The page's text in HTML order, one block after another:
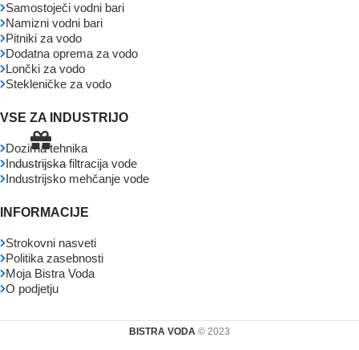
Samostoječi vodni bari
Namizni vodni bari
Pitniki za vodo
Dodatna oprema za vodo
Lončki za vodo
Stekleničke za vodo
VSE ZA INDUSTRIJO
Dozirna tehnika
Industrijska filtracija vode
Industrijsko mehčanje vode
INFORMACIJE
Strokovni nasveti
Politika zasebnosti
Moja Bistra Voda
O podjetju
BISTRA VODA © 2023